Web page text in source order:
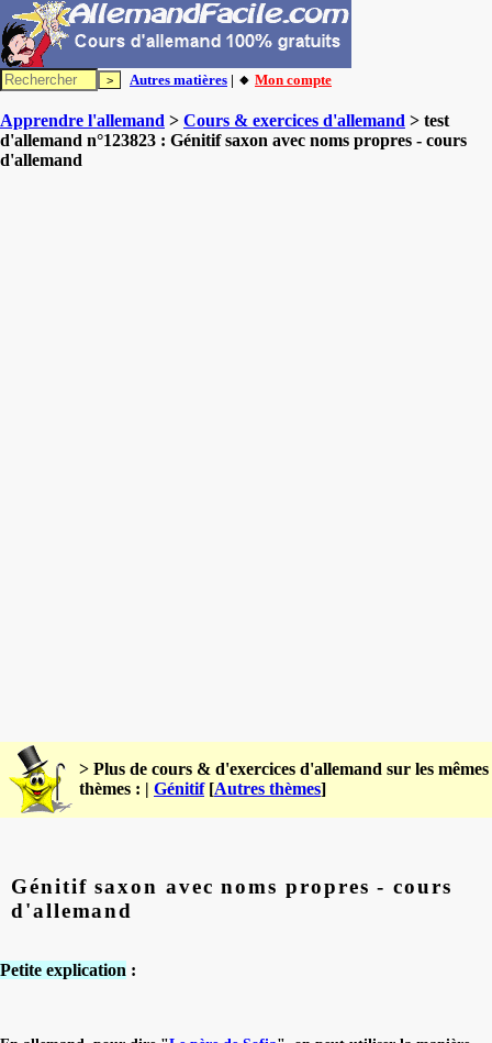
Autres matières | 🔸 Mon compte
Apprendre l'allemand > Cours & exercices d'allemand > test
d'allemand n°123823 : Génitif saxon avec noms propres - cours
d'allemand
> Plus de cours & d'exercices d'allemand sur les mêmes
thèmes : | Génitif[Autres thèmes]
Génitif saxon avec noms propres - cours
d'allemand
Petite explication :